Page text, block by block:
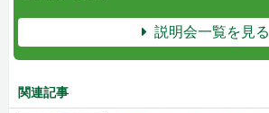
説明会一覧を見る
関連記事